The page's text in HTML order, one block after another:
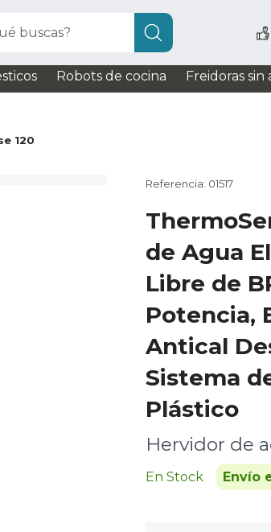
buscas?
Robots de cocina Freidoras sin
120
Referencia: 01517
de Agua
Libre de
Potencia,
Antical
Sistema
Plástico
Hervidor de
En Stock Envío